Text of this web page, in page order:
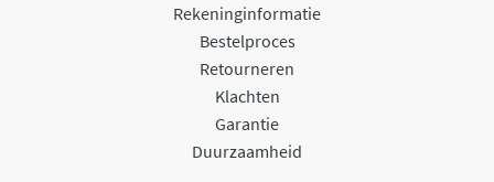
Rekeninginformatie
Bestelproces
Retourneren
Klachten
Garantie
Duurzaamheid